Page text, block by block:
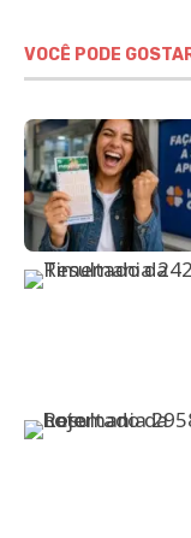
VOCÊ PODE